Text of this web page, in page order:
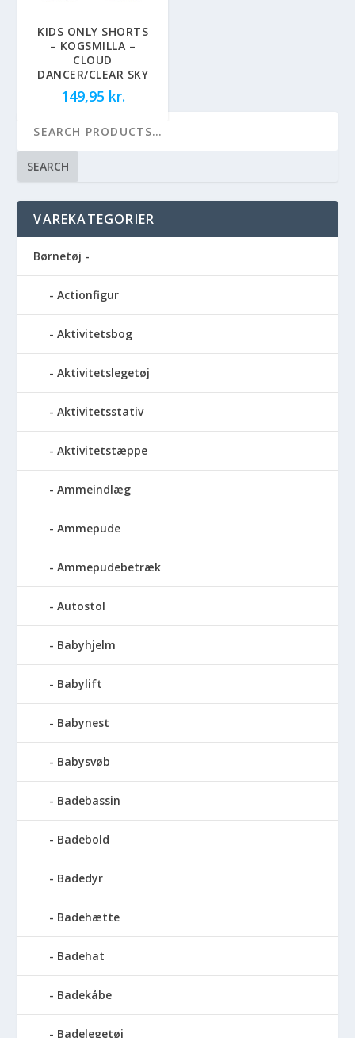
KIDS ONLY SHORTS
– KOGSMILLA –
CLOUD
DANCER/CLEAR SKY
149,95 kr.
SEARCH
VAREKATEGORIER
Børnetøj -
Actionfigur
Aktivitetsbog
Aktivitetslegetøj
Aktivitetsstativ
Aktivitetstæppe
Ammeindlæg
Ammepude
Ammepudebetræk
Autostol
Babyhjelm
Babylift
Babynest
Babysvøb
Badebassin
Badebold
Badedyr
Badehætte
Badehat
Badekåbe
Badelegetøj